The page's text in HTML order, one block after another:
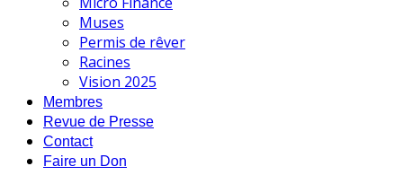
Muses
Permis de rêver
Racines
Vision 2025
Membres
Revue de Presse
Contact
Faire un Don